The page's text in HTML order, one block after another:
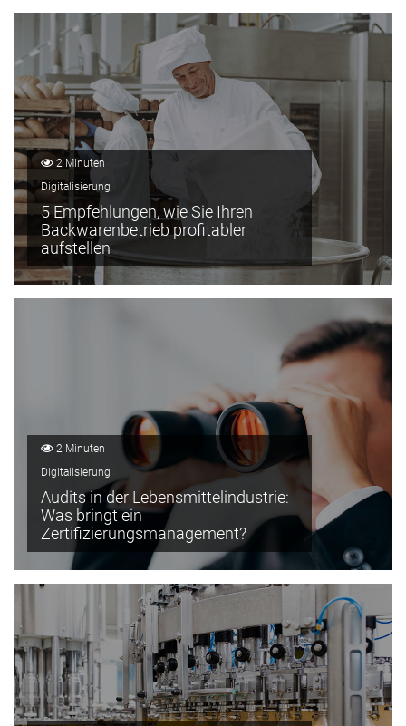
2 Minuten
Digitalisierung
5 Empfehlungen, wie Sie Ihren
Backwarenbetrieb profitabler
aufstellen
2 Minuten
Digitalisierung
Audits in der Lebensmittelindustrie:
Was bringt ein
Zertifizierungsmanagement?